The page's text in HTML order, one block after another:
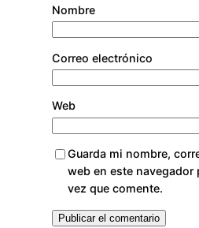
Nombre
Correo electrónico
Web
Guarda mi nombre,
web en este navegador
vez que comente.